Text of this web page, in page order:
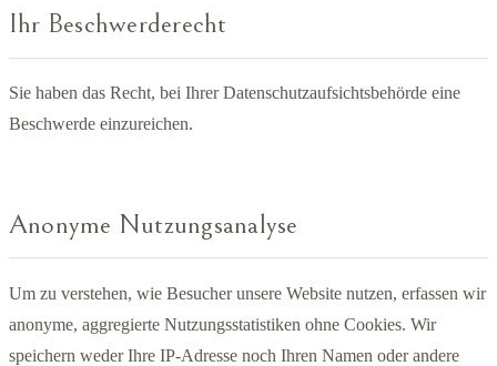
Ihr Beschwerderecht
Sie haben das Recht, bei Ihrer Datenschutzaufsichtsbehörde eine
Beschwerde einzureichen.
Anonyme Nutzungsanalyse
Um zu verstehen, wie Besucher unsere Website nutzen, erfassen wir
anonyme, aggregierte Nutzungsstatistiken ohne Cookies. Wir
speichern weder Ihre IP-Adresse noch Ihren Namen oder andere